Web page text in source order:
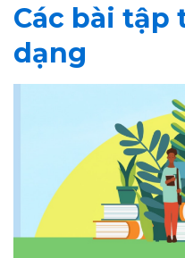
Các bài tập
dạng